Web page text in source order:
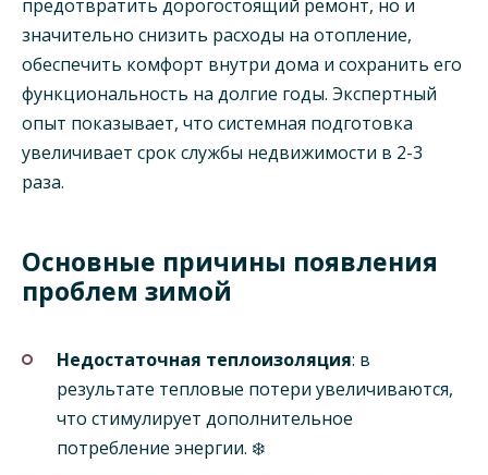
предотвратить дорогостоящий ремонт, но и
значительно снизить расходы на отопление,
обеспечить комфорт внутри дома и сохранить его
функциональность на долгие годы. Экспертный
опыт показывает, что системная подготовка
увеличивает срок службы недвижимости в 2-3
раза.
Основные причины появления
проблем зимой
Недостаточная теплоизоляция: в
результате тепловые потери увеличиваются,
что стимулирует дополнительное
потребление энергии. ❄️